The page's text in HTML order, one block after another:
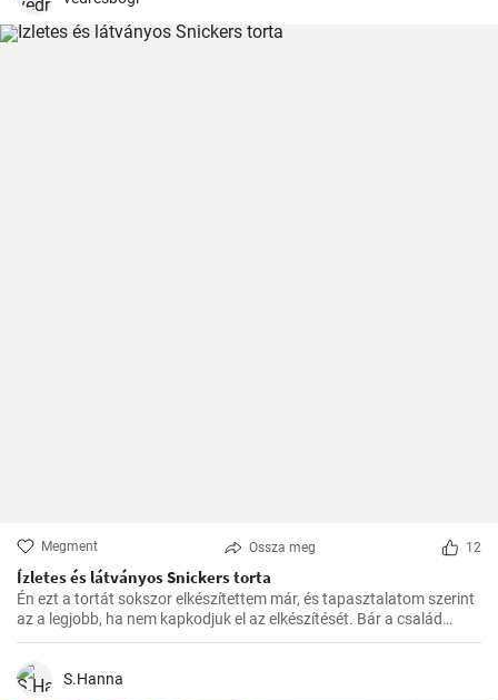
Megment Ossza meg 12
Ízletes és látványos Snickers torta
Én ezt a tortát sokszor elkészítettem már, és tapasztalatom szerint
az a legjobb, ha nem kapkodjuk el az elkészítését. Bár a család
mindig türelmetlenül várja, de megéri kivárni, hogy minden réteg
végeredmény!
S.Hanna